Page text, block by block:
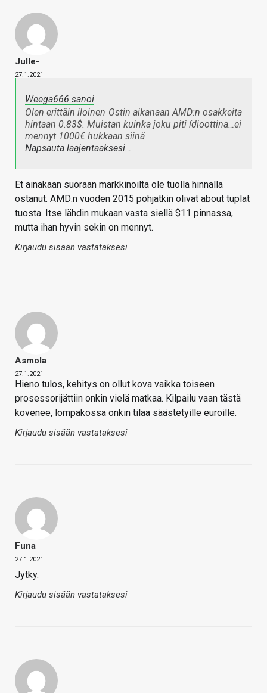
Julle-
27.1.2021
Weega666 sanoi
Olen erittäin iloinen Ostin aikanaan AMD:n osakkeita
hintaan 0.83$. Muistan kuinka joku piti ídioottina…ei
mennyt 1000€ hukkaan siinä
Napsauta laajentaaksesi…
Et ainakaan suoraan markkinoilta ole tuolla hinnalla
ostanut. AMD:n vuoden 2015 pohjatkin olivat about tuplat
tuosta. Itse lähdin mukaan vasta siellä $11 pinnassa,
mutta ihan hyvin sekin on mennyt.
Kirjaudu sisään vastataksesi
Asmola
27.1.2021
Hieno tulos, kehitys on ollut kova vaikka toiseen
prosessorijättiin onkin vielä matkaa. Kilpailu vaan tästä
kovenee, lompakossa onkin tilaa säästetyille euroille.
Kirjaudu sisään vastataksesi
Funa
27.1.2021
Jytky.
Kirjaudu sisään vastataksesi